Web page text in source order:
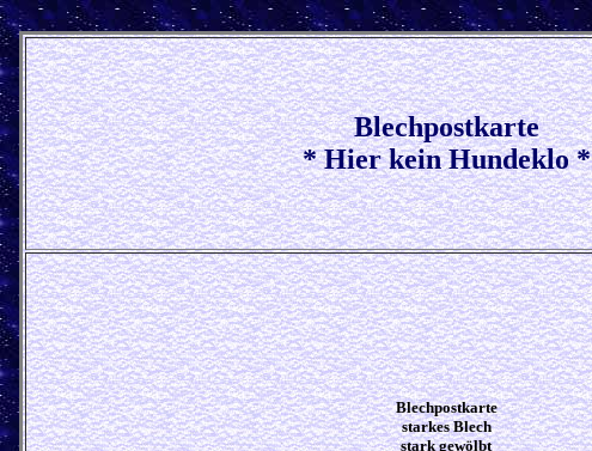
Blechpostkarte
* Hier kein Hundeklo *
Blechpostkarte
starkes Blech
stark gewölbt